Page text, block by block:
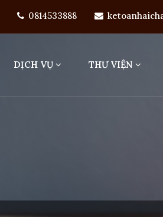
0814533888
DỊCH VỤ THƯ VIỆN